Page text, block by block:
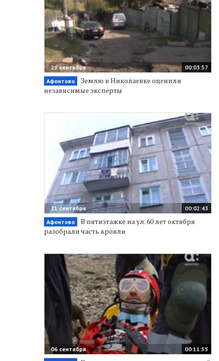
00:03:57
28 сентября
Афонтово
Землю в Николаевке оценили
независимые эксперты
00:02:43
21 сентября
Афонтово
В пятиэтажке на ул. 60 лет октября
разобрали часть кровли
00:11:55
06 сентября